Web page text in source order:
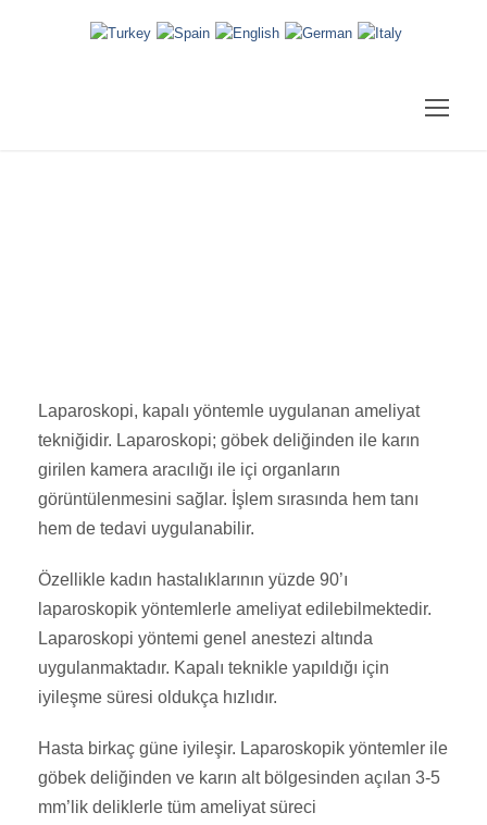
Laparoskopi, kapalı yöntemle uygulanan ameliyat
tekniğidir. Laparoskopi; göbek deliğinden ile karın
girilen kamera aracılığı ile içi organların
görüntülenmesini sağlar. İşlem sırasında hem tanı
hem de tedavi uygulanabilir.
Özellikle kadın hastalıklarının yüzde 90’ı
laparoskopik yöntemlerle ameliyat edilebilmektedir.
Laparoskopi yöntemi genel anestezi altında
uygulanmaktadır. Kapalı teknikle yapıldığı için
iyileşme süresi oldukça hızlıdır.
Hasta birkaç güne iyileşir. Laparoskopik yöntemler ile
göbek deliğinden ve karın alt bölgesinden açılan 3-5
mm’lik deliklerle tüm ameliyat süreci